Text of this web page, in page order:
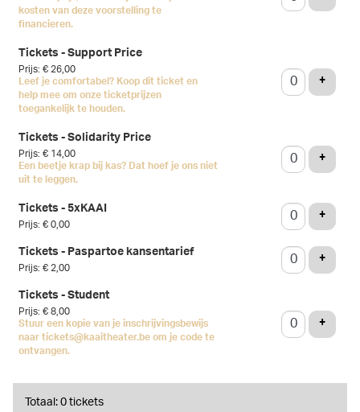
kosten van deze voorstelling te
financieren.
Tickets - Support Price
Prijs: € 26,00
Leef je comfortabel? Koop dit ticket en
help mee om onze ticketprijzen
toegankelijk te houden.
+
Tickets - Solidarity Price
Prijs: € 14,00
Een beetje krap bij kas? Dat hoef je ons niet
uit te leggen.
+
Tickets - 5xKAAI
Prijs: € 0,00 +
Tickets - Paspartoe kansentarief
Prijs: € 2,00 +
Tickets - Student
Prijs: € 8,00
Stuur een kopie van je inschrijvingsbewijs
naar tickets@kaaitheater.be om je code te
ontvangen.
+
Totaal: 0 tickets